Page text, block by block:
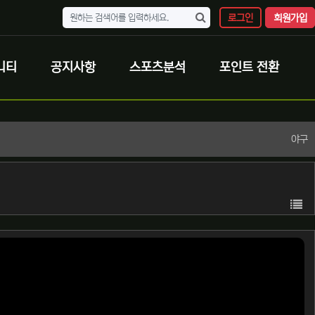
로그인 회원가입
티 공지사항 스포츠분석 포인트 전환
야구
목